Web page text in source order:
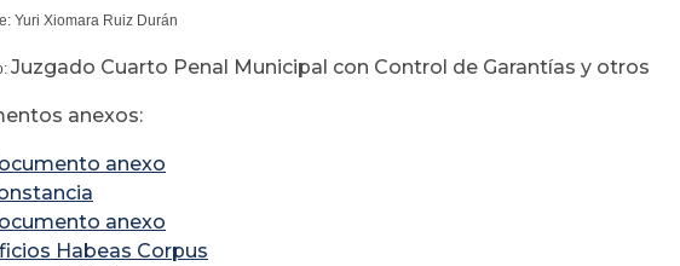
Yuri Xiomara Ruiz Durán
Juzgado Cuarto Penal Municipal con Control de Garantías y otros
anexos:
anexo
anexo
Habeas Corpus